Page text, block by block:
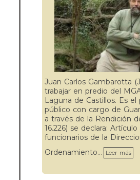
Juan Carlos Gambarotta
trabajar en predio del
Laguna de Castillos. Es
público con cargo de
a través de la Rendición
16.226) se declara:
funcionarios de la
Ordenamiento…
Leer más